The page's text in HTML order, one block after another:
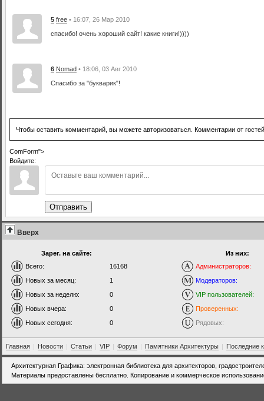
5 free • 16:07, 26 Мар 2010
спасибо! очень хороший сайт! какие книги!))))
6 Nomad • 18:06, 03 Авг 2010
Спасибо за "букварик"!
Чтобы оставить комментарий, вы можете авторизоваться. Комментарии от
ComForm">
Войдите:
Отправить
Вверх
Зарег. на сайте:
Всего:
16168
Новых за месяц:
1
Новых за неделю:
0
Новых вчера:
0
Новых сегодня:
0
Из них:
Администраторов:
Модераторов:
VIP пользователей:
Проверенных:
Рядовых:
Главная | Новости | Статьи | VIP | Форум | Памятники Архитектуры | Последние
Архитектурная Графика: электронная библиотека для архитекторов,
Материалы предоставлены бесплатно. Копирование и коммерческое